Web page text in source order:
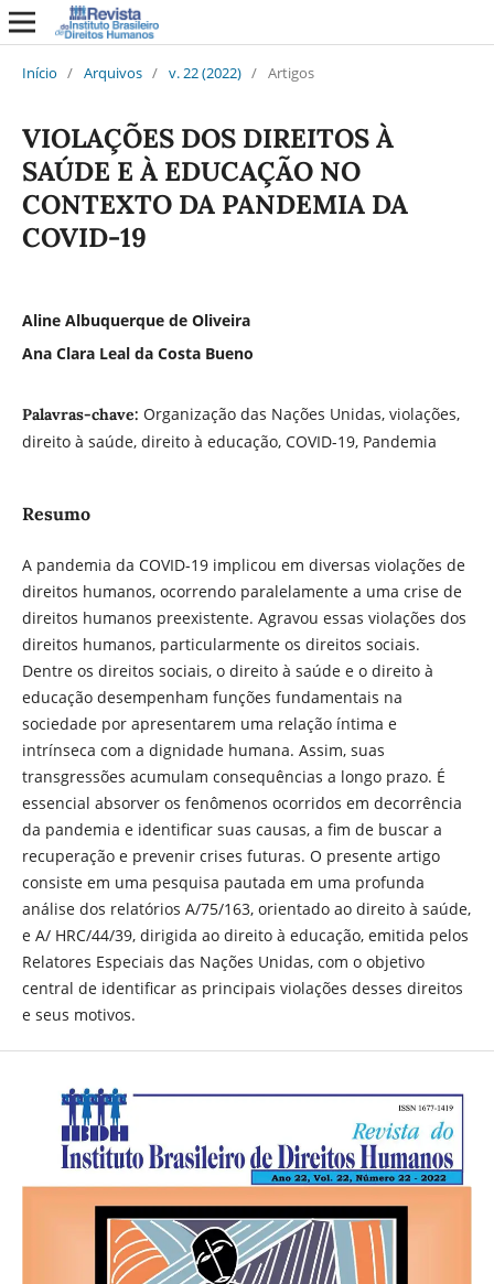
Início / Arquivos / v. 22 (2022) / Artigos
VIOLAÇÕES DOS DIREITOS À
SAÚDE E À EDUCAÇÃO NO
CONTEXTO DA PANDEMIA DA
COVID-19
Aline Albuquerque de Oliveira
Ana Clara Leal da Costa Bueno
Palavras-chave: Organização das Nações Unidas, violações,
direito à saúde, direito à educação, COVID-19, Pandemia
Resumo
A pandemia da COVID-19 implicou em diversas violações de
direitos humanos, ocorrendo paralelamente a uma crise de
direitos humanos preexistente. Agravou essas violações dos
direitos humanos, particularmente os direitos sociais.
Dentre os direitos sociais, o direito à saúde e o direito à
educação desempenham funções fundamentais na
sociedade por apresentarem uma relação íntima e
intrínseca com a dignidade humana. Assim, suas
transgressões acumulam consequências a longo prazo. É
essencial absorver os fenômenos ocorridos em decorrência
da pandemia e identificar suas causas, a fim de buscar a
recuperação e prevenir crises futuras. O presente artigo
consiste em uma pesquisa pautada em uma profunda
análise dos relatórios A/75/163, orientado ao direito à saúde,
e A/ HRC/44/39, dirigida ao direito à educação, emitida pelos
Relatores Especiais das Nações Unidas, com o objetivo
central de identificar as principais violações desses direitos
e seus motivos.